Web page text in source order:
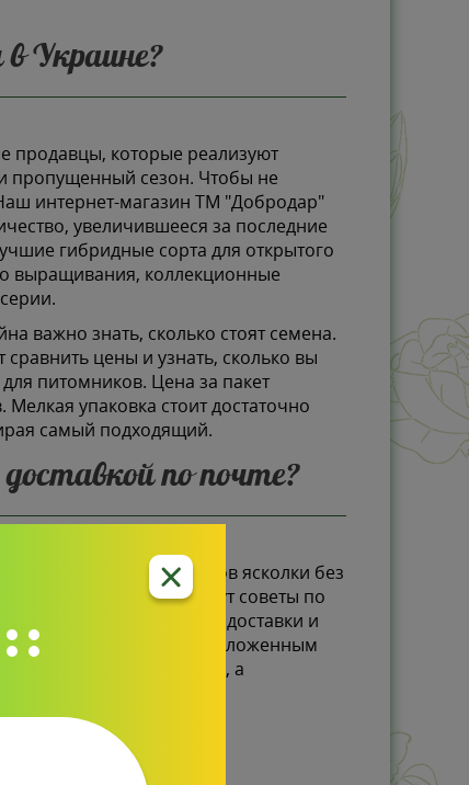
Украине?
продавцы, которые реализуют
пропущенный сезон. Чтобы не
интернет-магазин ТМ "Добродар"
увеличившееся за последние
гибридные сорта для открытого
выращивания, коллекционные
важно знать, сколько стоят семена.
цены и узнать, сколько вы
питомников. Цена за пакет
упаковка стоит достаточно
самый подходящий.
по почте?
заказать семена цветов ясколки без
с выбором и дадут советы по
Оставьте данные для доставки и
вам форме, а также наложенным
по всей Украине, а
условий.